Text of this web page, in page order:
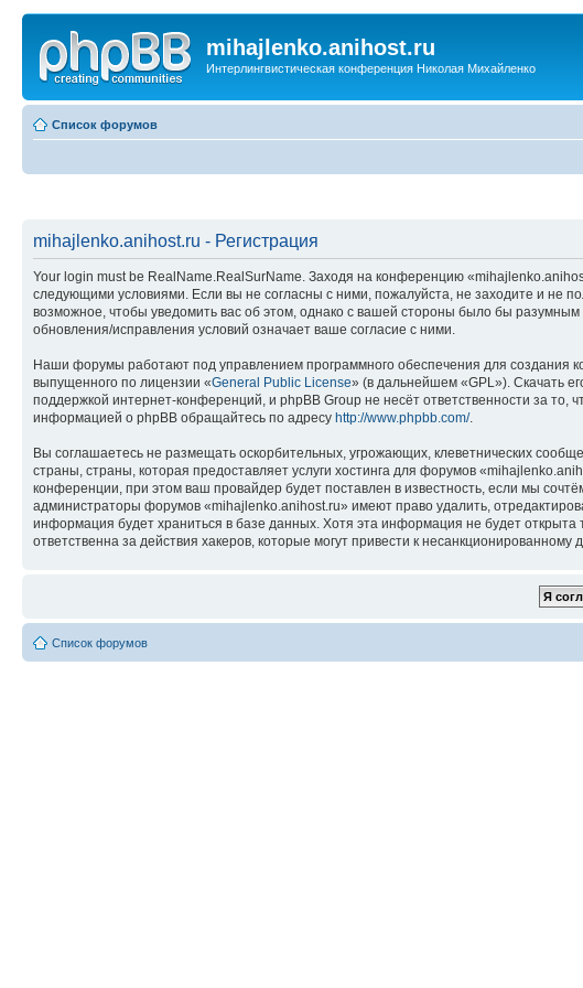
mihajlenko.anihost.ru
Интерлингвистическая конференция Николая Михайленко
Список форумов
mihajlenko.anihost.ru - Регистрация
Your login must be RealName.RealSurName. Заходя на конференцию
следующими условиями. Если вы не согласны с ними, пожалуйста, не заходите и не
возможное, чтобы уведомить вас об этом, однако с вашей стороны было бы
обновления/исправления условий означает ваше согласие с ними.
Наши форумы работают под управлением программного обеспечения для создания
выпущенного по лицензии «General Public License» (в дальнейшем «GPL»). Скачать
поддержкой интернет-конференций, и phpBB Group не несёт ответственности за
информацией о phpBB обращайтесь по адресу http://www.phpbb.com/.
Вы соглашаетесь не размещать оскорбительных, угрожающих, клеветнических
страны, страны, которая предоставляет услуги хостинга для форумов
конференции, при этом ваш провайдер будет поставлен в известность, если мы
администраторы форумов «mihajlenko.anihost.ru» имеют право удалить,
информация будет храниться в базе данных. Хотя эта информация не будет
ответственна за действия хакеров, которые могут привести к несанкционированному
Список форумов